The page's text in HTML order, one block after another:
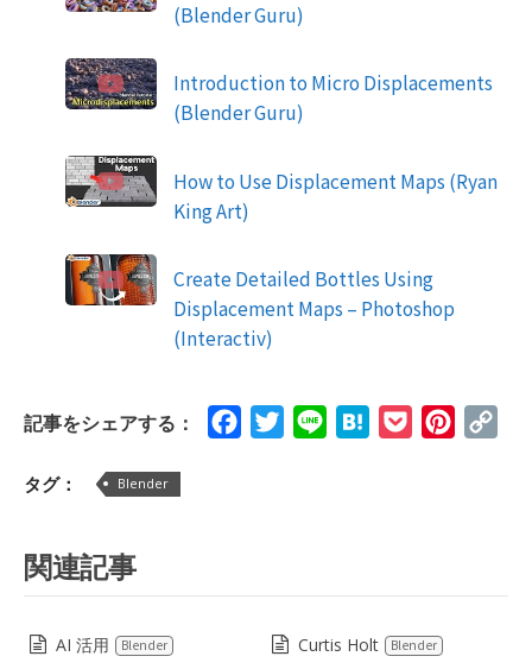
(Blender Guru)
Introduction to Micro Displacements
(Blender Guru)
How to Use Displacement Maps (Ryan
King Art)
Create Detailed Bottles Using
Displacement Maps – Photoshop
(Interactiv)
記事をシェアする： FacebookTwitterLine HatenaPocket
タグ： Blender
関連記事
AI 活用 Blender Curtis Holt Blender